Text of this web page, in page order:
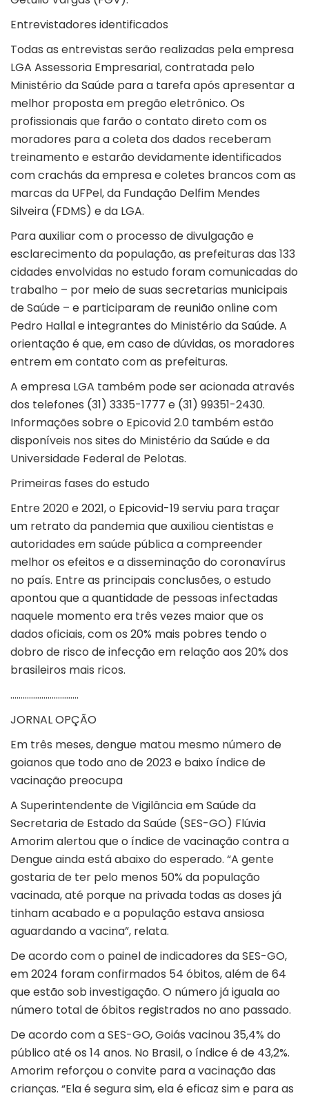
Entrevistadores identificados
Todas as entrevistas serão realizadas pela empresa
LGA Assessoria Empresarial, contratada pelo
Ministério da Saúde para a tarefa após apresentar a
melhor proposta em pregão eletrônico. Os
profissionais que farão o contato direto com os
moradores para a coleta dos dados receberam
treinamento e estarão devidamente identificados
com crachás da empresa e coletes brancos com as
marcas da UFPel, da Fundação Delfim Mendes
Silveira (FDMS) e da LGA.
Para auxiliar com o processo de divulgação e
esclarecimento da população, as prefeituras das 133
cidades envolvidas no estudo foram comunicadas do
trabalho – por meio de suas secretarias municipais
de Saúde – e participaram de reunião online com
Pedro Hallal e integrantes do Ministério da Saúde. A
orientação é que, em caso de dúvidas, os moradores
entrem em contato com as prefeituras.
A empresa LGA também pode ser acionada através
dos telefones (31) 3335-1777 e (31) 99351-2430.
Informações sobre o Epicovid 2.0 também estão
disponíveis nos sites do Ministério da Saúde e da
Universidade Federal de Pelotas.
Primeiras fases do estudo
Entre 2020 e 2021, o Epicovid-19 serviu para traçar
um retrato da pandemia que auxiliou cientistas e
autoridades em saúde pública a compreender
melhor os efeitos e a disseminação do coronavírus
no país. Entre as principais conclusões, o estudo
apontou que a quantidade de pessoas infectadas
naquele momento era três vezes maior que os
dados oficiais, com os 20% mais pobres tendo o
dobro de risco de infecção em relação aos 20% dos
brasileiros mais ricos.
……………………………
JORNAL OPÇÃO
Em três meses, dengue matou mesmo número de
goianos que todo ano de 2023 e baixo índice de
vacinação preocupa
A Superintendente de Vigilância em Saúde da
Secretaria de Estado da Saúde (SES-GO) Flúvia
Amorim alertou que o índice de vacinação contra a
Dengue ainda está abaixo do esperado. “A gente
gostaria de ter pelo menos 50% da população
vacinada, até porque na privada todas as doses já
tinham acabado e a população estava ansiosa
aguardando a vacina”, relata.
De acordo com o painel de indicadores da SES-GO,
em 2024 foram confirmados 54 óbitos, além de 64
que estão sob investigação. O número já iguala ao
número total de óbitos registrados no ano passado.
De acordo com a SES-GO, Goiás vacinou 35,4% do
público até os 14 anos. No Brasil, o índice é de 43,2%.
Amorim reforçou o convite para a vacinação das
crianças. “Ela é segura sim, ela é eficaz sim e para as